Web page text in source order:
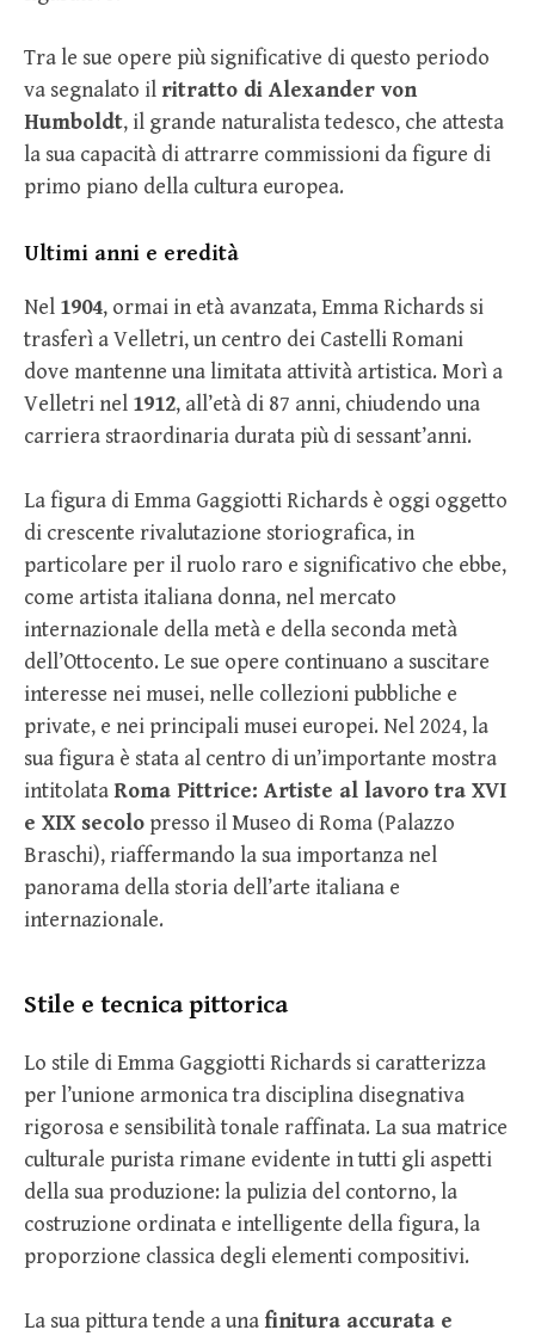
Tra le sue opere più significative di questo periodo
va segnalato il ritratto di Alexander von
Humboldt, il grande naturalista tedesco, che attesta
la sua capacità di attrarre commissioni da figure di
primo piano della cultura europea.
Ultimi anni e eredità
Nel 1904, ormai in età avanzata, Emma Richards si
trasferì a Velletri, un centro dei Castelli Romani
dove mantenne una limitata attività artistica. Morì a
Velletri nel 1912, all’età di 87 anni, chiudendo una
carriera straordinaria durata più di sessant’anni.
La figura di Emma Gaggiotti Richards è oggi oggetto
di crescente rivalutazione storiografica, in
particolare per il ruolo raro e significativo che ebbe,
come artista italiana donna, nel mercato
internazionale della metà e della seconda metà
dell’Ottocento. Le sue opere continuano a suscitare
interesse nei musei, nelle collezioni pubbliche e
private, e nei principali musei europei. Nel 2024, la
sua figura è stata al centro di un’importante mostra
intitolataRoma Pittrice: Artiste al lavoro tra XVI
e XIX secolo presso il Museo di Roma (Palazzo
Braschi), riaffermando la sua importanza nel
panorama della storia dell’arte italiana e
internazionale.
Stile e tecnica pittorica
Lo stile di Emma Gaggiotti Richards si caratterizza
per l’unione armonica tra disciplina disegnativa
rigorosa e sensibilità tonale raffinata. La sua matrice
culturale purista rimane evidente in tutti gli aspetti
della sua produzione: la pulizia del contorno, la
costruzione ordinata e intelligente della figura, la
proporzione classica degli elementi compositivi.
La sua pittura tende a una finitura accurata e